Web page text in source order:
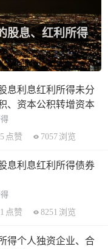
股息、红利所得
息利息红利所得未分
、资本公积转增资本
点赞 7057 浏览
息利息红利所得债券
点赞 8251 浏览
得个人独资企业、合